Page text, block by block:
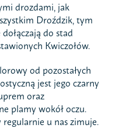
drozdami, jak
Droździk, tym
do stad
Kwiczołów.
od pozostałych
jest jego czarny
oraz
plamy wokół oczu.
u nas zimuje.